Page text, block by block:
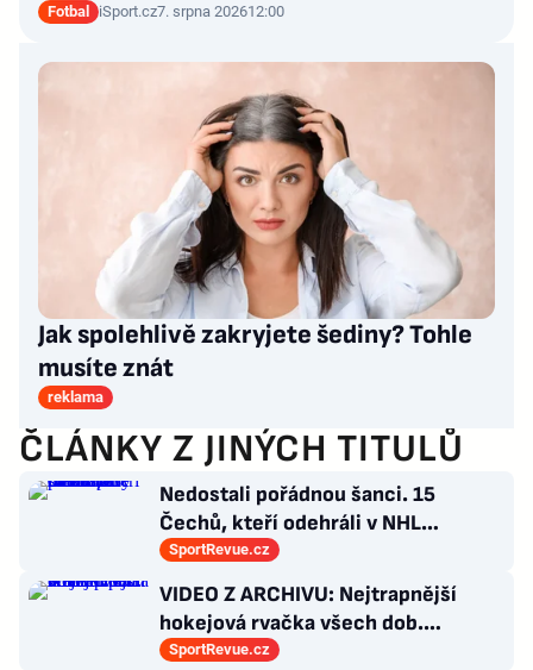
Fotbal iSport.cz7. srpna 202612:00
Jak spolehlivě zakryjete šediny? Tohle
musíte znát
reklama
ČLÁNKY Z JINÝCH TITULŮ
Nedostali pořádnou šanci. 15
Čechů, kteří odehráli v NHL
maximálně dva zápasy
SportRevue.cz
VIDEO Z ARCHIVU: Nejtrapnější
hokejová rvačka všech dob.
Nepadla v ní ani rána
SportRevue.cz